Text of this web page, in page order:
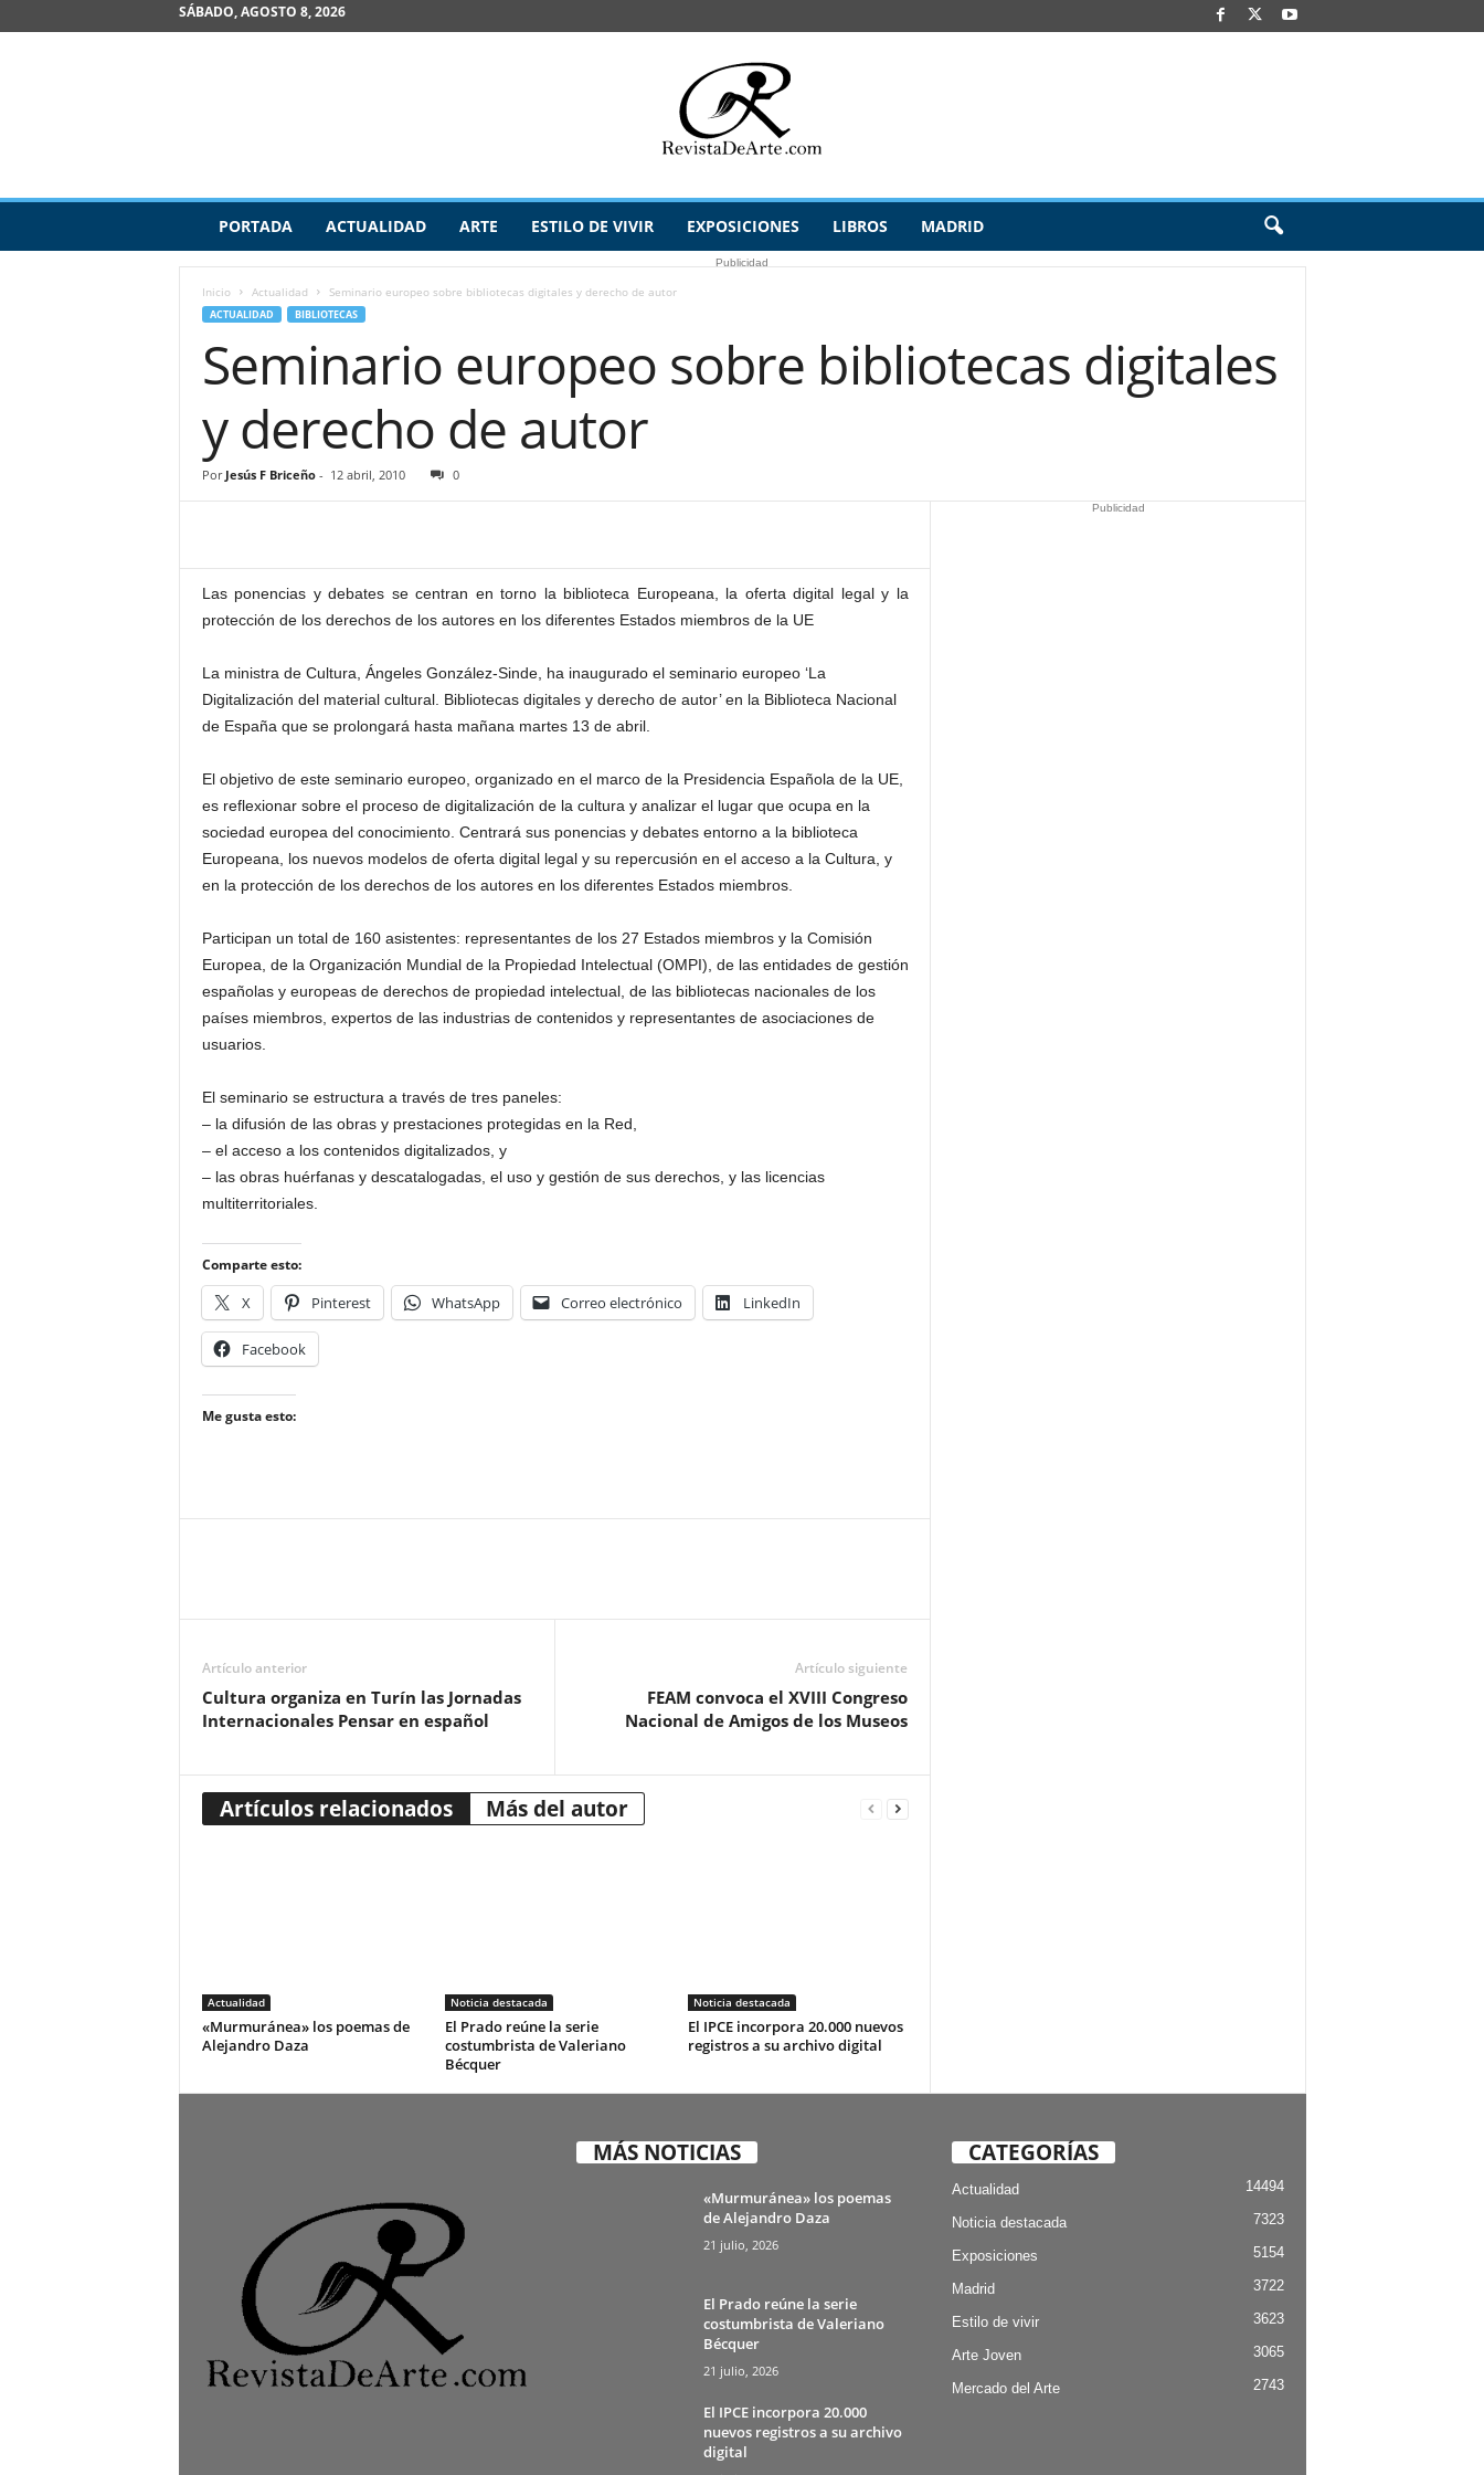
SÁBADO, AGOSTO 8, 2026
v
PORTADA ACTUALIDAD ARTE ESTILO DE VIVIR EXPOSICIONES LIBROS MADRID
Publicidad
Inicio Actualidad Seminario europeo sobre bibliotecas digitales y derecho de autor
ACTUALIDAD BIBLIOTECAS
Seminario europeo sobre bibliotecas digitales
y derecho de autor
Por Jesús F Briceño- 12 abril, 2010 0
Las ponencias y debates se centran en torno la biblioteca Europeana, la oferta digital legal y la
protección de los derechos de los autores en los diferentes Estados miembros de la UE
La ministra de Cultura, Ángeles González-Sinde, ha inaugurado el seminario europeo ‘La
Digitalización del material cultural. Bibliotecas digitales y derecho de autor’ en la Biblioteca Nacional
de España que se prolongará hasta mañana martes 13 de abril.
El objetivo de este seminario europeo, organizado en el marco de la Presidencia Española de la UE,
es reflexionar sobre el proceso de digitalización de la cultura y analizar el lugar que ocupa en la
sociedad europea del conocimiento. Centrará sus ponencias y debates entorno a la biblioteca
Europeana, los nuevos modelos de oferta digital legal y su repercusión en el acceso a la Cultura, y
en la protección de los derechos de los autores en los diferentes Estados miembros.
Participan un total de 160 asistentes: representantes de los 27 Estados miembros y la Comisión
Europea, de la Organización Mundial de la Propiedad Intelectual (OMPI), de las entidades de gestión
españolas y europeas de derechos de propiedad intelectual, de las bibliotecas nacionales de los
países miembros, expertos de las industrias de contenidos y representantes de asociaciones de
usuarios.
El seminario se estructura a través de tres paneles:
– la difusión de las obras y prestaciones protegidas en la Red,
– el acceso a los contenidos digitalizados, y
– las obras huérfanas y descatalogadas, el uso y gestión de sus derechos, y las licencias
multiterritoriales.
Comparte esto:
X Pinterest WhatsApp Correo electrónico LinkedIn
Facebook
Me gusta esto:
Artículo anterior
Cultura organiza en Turín las Jornadas
Internacionales Pensar en español
Artículo siguiente
FEAM convoca el XVIII Congreso
Nacional de Amigos de los Museos
Artículos relacionados Más del autor
Actualidad
«Murmuránea» los poemas de
Alejandro Daza
Noticia destacada
El Prado reúne la serie
costumbrista de Valeriano
Bécquer
Noticia destacada
El IPCE incorpora 20.000 nuevos
registros a su archivo digital
Publicidad
MÁS NOTICIAS
«Murmuránea» los poemas
de Alejandro Daza
21 julio, 2026
El Prado reúne la serie
costumbrista de Valeriano
Bécquer
21 julio, 2026
El IPCE incorpora 20.000
nuevos registros a su archivo
digital
CATEGORÍAS
Actualidad 14494
Noticia destacada 7323
Exposiciones 5154
Madrid 3722
Estilo de vivir 3623
Arte Joven 3065
Mercado del Arte 2743